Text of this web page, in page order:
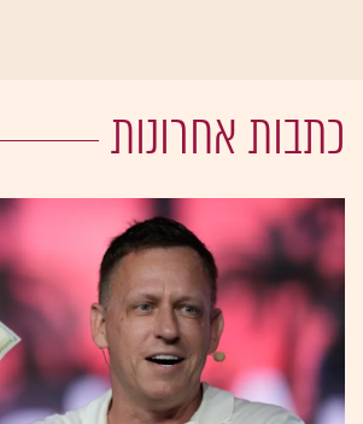
כתבות אחרונות